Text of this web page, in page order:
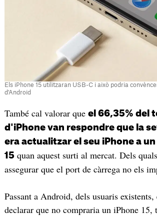
Els iPhone 15 utilitzaran USB-C i això podria
d'Android
També cal valorar que el 66,35% del
d'iPhone van respondre que la
era actualitzar el seu iPhone a
15quan aquest surti al mercat. Dels
assegurar que el port de càrrega no els
Passant a Android, dels usuaris
declarar que no compraria un iPhone 15,